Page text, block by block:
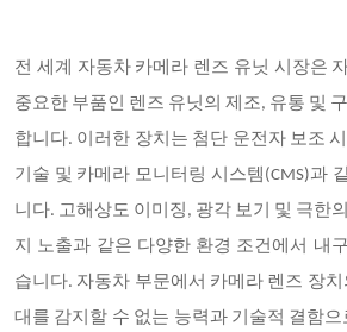
전 세계 자동차 카메라 렌즈 유닛 시장은
중요한 부품인 렌즈 유닛의 제조, 유통 및
합니다. 이러한 장치는 첨단 운전자 보조
기술 및 카메라 모니터링 시스템(CMS)과
니다. 고해상도 이미징, 광각 보기 및 극한
지 노출과 같은 다양한 환경 조건에서 내
습니다. 자동차 부문에서 카메라 렌즈 장치
대를 감지할 수 없는 능력과 기술적 결함으